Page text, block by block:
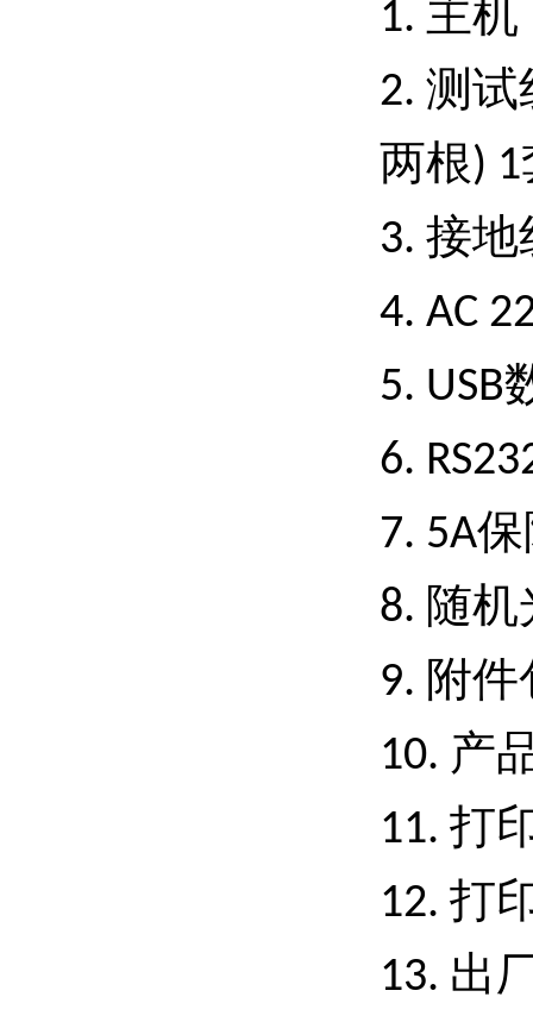
1. 主机
2. 测试
两根) 1
3. 接
4. AC
5. USB
6.
7. 5A
8. 随
9. 附
10. 产
11. 打
12. 打
13. 出